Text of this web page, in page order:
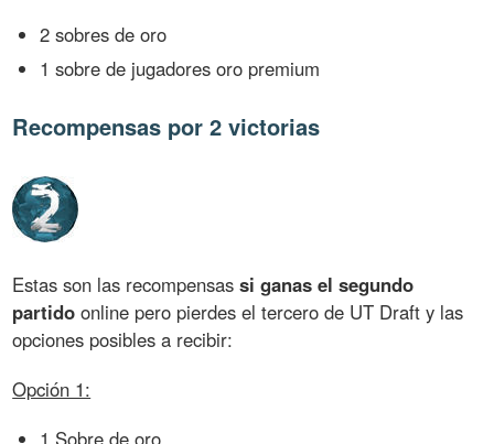
2 sobres de oro
1 sobre de jugadores oro premium
Recompensas por 2 victorias
Estas son las recompensassi ganas el segundo
partido online pero pierdes el tercero de UT Draft y las
opciones posibles a recibir:
Opción 1:
1 Sobre de oro